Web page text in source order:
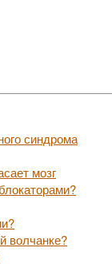
синдрома
мозг
волчанке?